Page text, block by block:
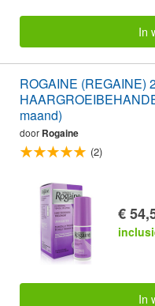
In
ROGAINE (REGAINE)
maand)
door Rogaine
(2)
€
In